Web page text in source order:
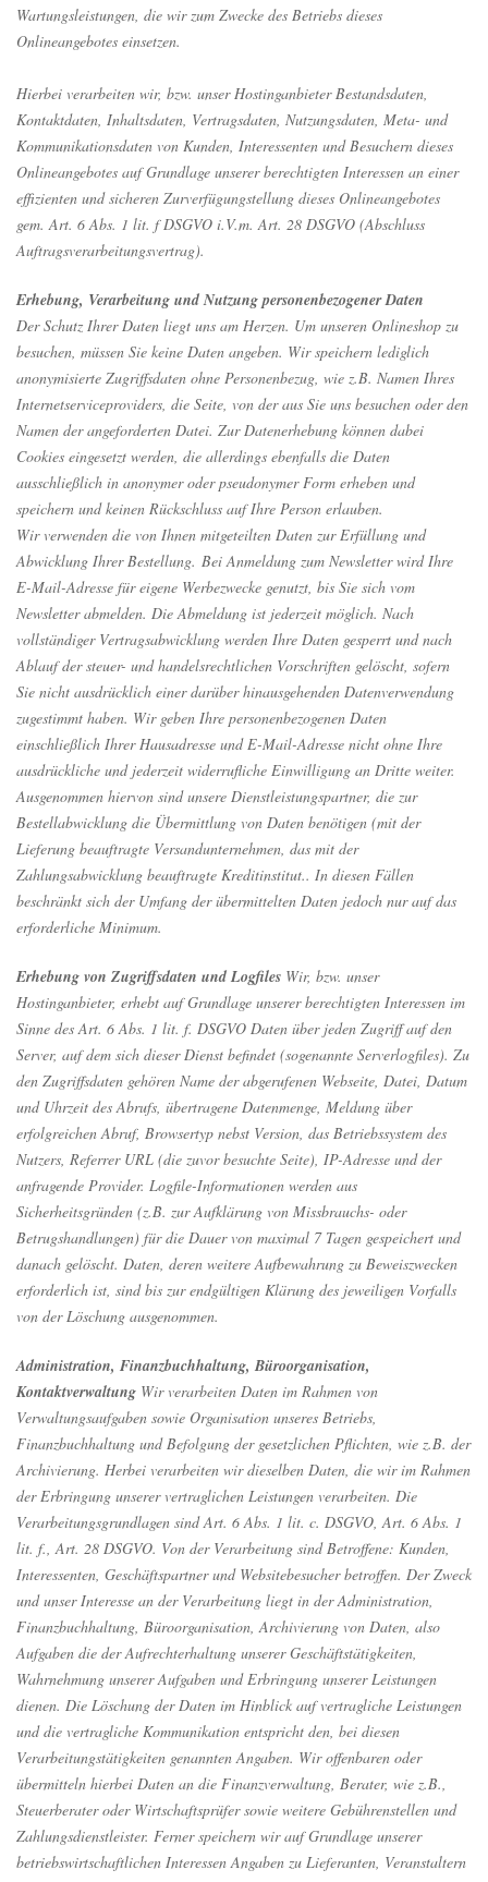
Wartungsleistungen, die wir zum Zwecke des Betriebs dieses
Onlineangebotes einsetzen.
Hierbei verarbeiten wir, bzw. unser Hostinganbieter Bestandsdaten,
Kontaktdaten, Inhaltsdaten, Vertragsdaten, Nutzungsdaten, Meta- und
Kommunikationsdaten von Kunden, Interessenten und Besuchern dieses
Onlineangebotes auf Grundlage unserer berechtigten Interessen an einer
effizienten und sicheren Zurverfügungstellung dieses Onlineangebotes
gem. Art. 6 Abs. 1 lit. f DSGVO i.V.m. Art. 28 DSGVO (Abschluss
Auftragsverarbeitungsvertrag).
Erhebung, Verarbeitung und Nutzung personenbezogener Daten
Der Schutz Ihrer Daten liegt uns am Herzen. Um unseren Onlineshop zu
besuchen, müssen Sie keine Daten angeben. Wir speichern lediglich
anonymisierte Zugriffsdaten ohne Personenbezug, wie z.B. Namen Ihres
Internetserviceproviders, die Seite, von der aus Sie uns besuchen oder den
Namen der angeforderten Datei. Zur Datenerhebung können dabei
Cookies eingesetzt werden, die allerdings ebenfalls die Daten
ausschließlich in anonymer oder pseudonymer Form erheben und
speichern und keinen Rückschluss auf Ihre Person erlauben.
Wir verwenden die von Ihnen mitgeteilten Daten zur Erfüllung und
Abwicklung Ihrer Bestellung. Bei Anmeldung zum Newsletter wird Ihre
E-Mail-Adresse für eigene Werbezwecke genutzt, bis Sie sich vom
Newsletter abmelden. Die Abmeldung ist jederzeit möglich. Nach
vollständiger Vertragsabwicklung werden Ihre Daten gesperrt und nach
Ablauf der steuer- und handelsrechtlichen Vorschriften gelöscht, sofern
Sie nicht ausdrücklich einer darüber hinausgehenden Datenverwendung
zugestimmt haben. Wir geben Ihre personenbezogenen Daten
einschließlich Ihrer Hausadresse und E-Mail-Adresse nicht ohne Ihre
ausdrückliche und jederzeit widerrufliche Einwilligung an Dritte weiter.
Ausgenommen hiervon sind unsere Dienstleistungspartner, die zur
Bestellabwicklung die Übermittlung von Daten benötigen (mit der
Lieferung beauftragte Versandunternehmen, das mit der
Zahlungsabwicklung beauftragte Kreditinstitut.. In diesen Fällen
beschränkt sich der Umfang der übermittelten Daten jedoch nur auf das
erforderliche Minimum.
Erhebung von Zugriffsdaten und Logfiles Wir, bzw. unser
Hostinganbieter, erhebt auf Grundlage unserer berechtigten Interessen im
Sinne des Art. 6 Abs. 1 lit. f. DSGVO Daten über jeden Zugriff auf den
Server, auf dem sich dieser Dienst befindet (sogenannte Serverlogfiles). Zu
den Zugriffsdaten gehören Name der abgerufenen Webseite, Datei, Datum
und Uhrzeit des Abrufs, übertragene Datenmenge, Meldung über
erfolgreichen Abruf, Browsertyp nebst Version, das Betriebssystem des
Nutzers, Referrer URL (die zuvor besuchte Seite), IP-Adresse und der
anfragende Provider. Logfile-Informationen werden aus
Sicherheitsgründen (z.B. zur Aufklärung von Missbrauchs- oder
Betrugshandlungen) für die Dauer von maximal 7 Tagen gespeichert und
danach gelöscht. Daten, deren weitere Aufbewahrung zu Beweiszwecken
erforderlich ist, sind bis zur endgültigen Klärung des jeweiligen Vorfalls
von der Löschung ausgenommen.
Administration, Finanzbuchhaltung, Büroorganisation,
Kontaktverwaltung Wir verarbeiten Daten im Rahmen von
Verwaltungsaufgaben sowie Organisation unseres Betriebs,
Finanzbuchhaltung und Befolgung der gesetzlichen Pflichten, wie z.B. der
Archivierung. Herbei verarbeiten wir dieselben Daten, die wir im Rahmen
der Erbringung unserer vertraglichen Leistungen verarbeiten. Die
Verarbeitungsgrundlagen sind Art. 6 Abs. 1 lit. c. DSGVO, Art. 6 Abs. 1
lit. f., Art. 28 DSGVO. Von der Verarbeitung sind Betroffene: Kunden,
Interessenten, Geschäftspartner und Websitebesucher betroffen. Der Zweck
und unser Interesse an der Verarbeitung liegt in der Administration,
Finanzbuchhaltung, Büroorganisation, Archivierung von Daten, also
Aufgaben die der Aufrechterhaltung unserer Geschäftstätigkeiten,
Wahrnehmung unserer Aufgaben und Erbringung unserer Leistungen
dienen. Die Löschung der Daten im Hinblick auf vertragliche Leistungen
und die vertragliche Kommunikation entspricht den, bei diesen
Verarbeitungstätigkeiten genannten Angaben. Wir offenbaren oder
übermitteln hierbei Daten an die Finanzverwaltung, Berater, wie z.B.,
Steuerberater oder Wirtschaftsprüfer sowie weitere Gebührenstellen und
Zahlungsdienstleister. Ferner speichern wir auf Grundlage unserer
betriebswirtschaftlichen Interessen Angaben zu Lieferanten, Veranstaltern